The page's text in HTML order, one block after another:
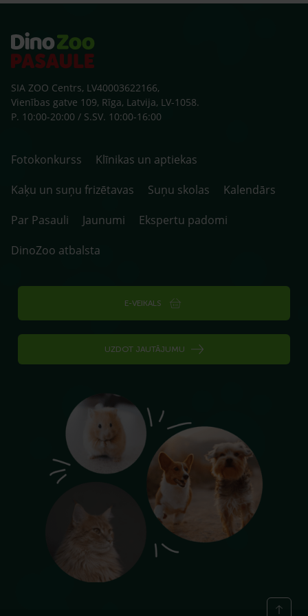
SIA ZOO Centrs, LV40003622166,
Vienības gatve 109, Rīga, Latvija, LV-1058.
P. 10:00-20:00 / S.SV. 10:00-16:00
Fotokonkurss
Klīnikas un aptiekas
Kaķu un suņu frizētavas
Suņu skolas
Kalendārs
Par Pasauli
Jaunumi
Ekspertu padomi
DinoZoo atbalsta
E-VEIKALS
UZDOT JAUTĀJUMU